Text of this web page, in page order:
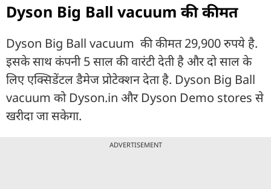
Dyson Big Ball vacuum की कीमत
Dyson Big Ball vacuum की कीमत 29,900 रुपये है.
इसके साथ कंपनी 5 साल की वारंटी देती है और दो साल के
लिए एक्सिडेंटल डैमेज प्रोटेक्शन देता है. Dyson Big Ball
vacuum को Dyson.in और Dyson Demo stores से
खरीदा जा सकेगा.
ADVERTISEMENT